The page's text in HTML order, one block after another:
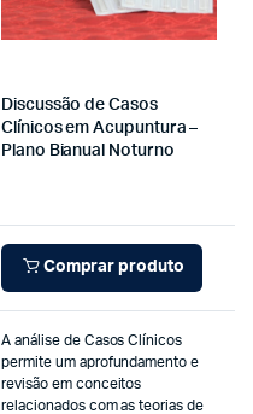
Discussão de Casos
Clínicos em Acupuntura –
Plano Bianual Noturno
Comprar produto
A análise de Casos Clínicos
permite um aprofundamento e
revisão em conceitos
relacionados com as teorias de